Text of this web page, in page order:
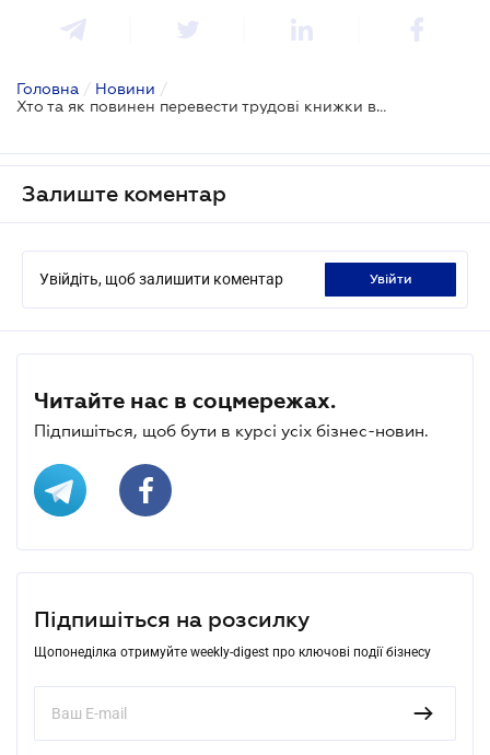
Головна / Новини /
Хто та як повинен перевести трудові книжки в електронний вигляд
Залиште коментар
Увійдіть, щоб залишити коментар увійти
Читайте нас в соцмережах.
Підпишіться, щоб бути в курсі усіх бізнес-новин.
Підпишіться на розсилку
Щопонеділка отримуйте weekly-digest про ключові події бізнесу